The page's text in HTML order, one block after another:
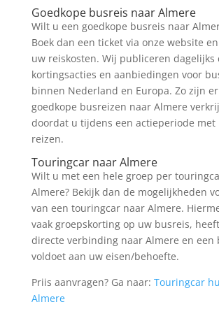
Goedkope busreis naar Almere
Wilt u een goedkope busreis naar
Boek dan een ticket via onze website
uw reiskosten. Wij publiceren dagelijks
kortingsacties en aanbiedingen voor
binnen Nederland en Europa. Zo zijn
goedkope busreizen naar Almere
doordat u tijdens een actieperiode
reizen.
Touringcar naar Almere
Wilt u met een hele groep per
Almere? Bekijk dan de mogelijkheden
van een touringcar naar Almere.
vaak groepskorting op uw busreis,
directe verbinding naar Almere en een
voldoet aan uw eisen/behoefte.
Priis aanvragen? Ga naar: Touringcar
Almere